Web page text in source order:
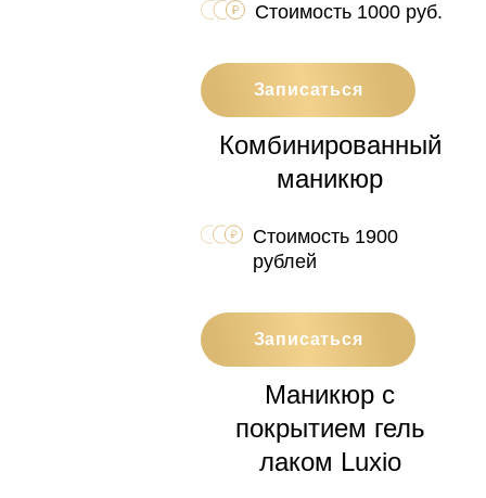
Стоимость 1000 руб.
Записаться
Комбинированный
маникюр
Стоимость 1900
рублей
Записаться
Маникюр с
покрытием гель
лаком Luxio